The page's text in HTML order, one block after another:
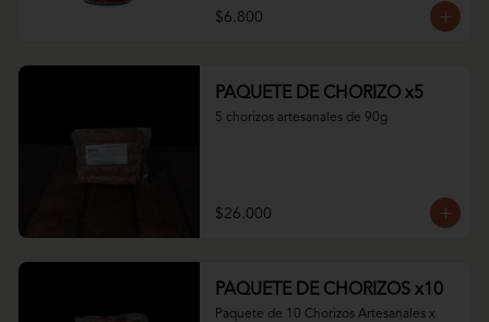
$6.800
PAQUETE DE CHORIZO x5
5 chorizos artesanales de 90g
$26.000
PAQUETE DE CHORIZOS x10
Paquete de 10 Chorizos Artesanales x